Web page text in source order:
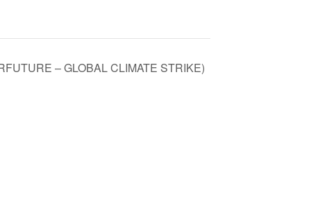
– GLOBAL CLIMATE STRIKE)